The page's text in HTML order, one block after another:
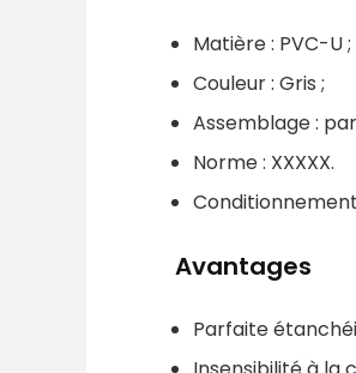
Matière : PVC-U ;
Couleur : Gris ;
Assemblage :
Norme : XXXXX.
Avantages
Parfaite